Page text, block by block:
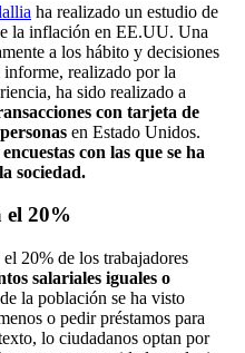
ha realizado un estudio de
la inflación en EE.UU. Una
a los hábito y decisiones
realizado por la
ha sido realizado a
con tarjeta de
en Estado Unidos.
con las que se ha
sociedad.
el 20%
20% de los trabajadores
salariales iguales o
la población se ha visto
o pedir préstamos para
lo ciudadanos optan por